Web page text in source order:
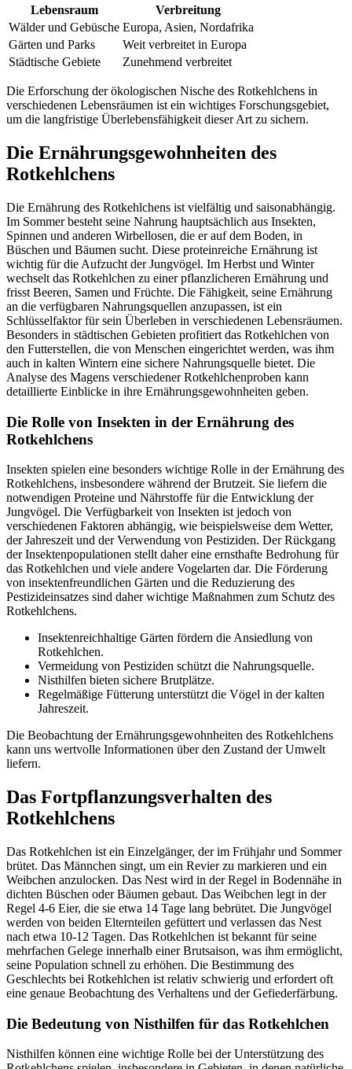
Lebensraum
Verbreitung
Wälder und Gebüsche Europa, Asien, Nordafrika
Gärten und Parks
Weit verbreitet in Europa
Städtische Gebiete
Zunehmend verbreitet
Die Erforschung der ökologischen Nische des Rotkehlchens in
verschiedenen Lebensräumen ist ein wichtiges Forschungsgebiet,
um die langfristige Überlebensfähigkeit dieser Art zu sichern.
Die Ernährungsgewohnheiten des
Rotkehlchens
Die Ernährung des Rotkehlchens ist vielfältig und saisonabhängig.
Im Sommer besteht seine Nahrung hauptsächlich aus Insekten,
Spinnen und anderen Wirbellosen, die er auf dem Boden, in
Büschen und Bäumen sucht. Diese proteinreiche Ernährung ist
wichtig für die Aufzucht der Jungvögel. Im Herbst und Winter
wechselt das Rotkehlchen zu einer pflanzlicheren Ernährung und
frisst Beeren, Samen und Früchte. Die Fähigkeit, seine Ernährung
an die verfügbaren Nahrungsquellen anzupassen, ist ein
Schlüsselfaktor für sein Überleben in verschiedenen Lebensräumen.
Besonders in städtischen Gebieten profitiert das Rotkehlchen von
den Futterstellen, die von Menschen eingerichtet werden, was ihm
auch in kalten Wintern eine sichere Nahrungsquelle bietet. Die
Analyse des Magens verschiedener Rotkehlchenproben kann
detaillierte Einblicke in ihre Ernährungsgewohnheiten geben.
Die Rolle von Insekten in der Ernährung des
Rotkehlchens
Insekten spielen eine besonders wichtige Rolle in der Ernährung des
Rotkehlchens, insbesondere während der Brutzeit. Sie liefern die
notwendigen Proteine und Nährstoffe für die Entwicklung der
Jungvögel. Die Verfügbarkeit von Insekten ist jedoch von
verschiedenen Faktoren abhängig, wie beispielsweise dem Wetter,
der Jahreszeit und der Verwendung von Pestiziden. Der Rückgang
der Insektenpopulationen stellt daher eine ernsthafte Bedrohung für
das Rotkehlchen und viele andere Vogelarten dar. Die Förderung
von insektenfreundlichen Gärten und die Reduzierung des
Pestizideinsatzes sind daher wichtige Maßnahmen zum Schutz des
Rotkehlchens.
Insektenreichhaltige Gärten fördern die Ansiedlung von
Rotkehlchen.
Vermeidung von Pestiziden schützt die Nahrungsquelle.
Nisthilfen bieten sichere Brutplätze.
Regelmäßige Fütterung unterstützt die Vögel in der kalten
Jahreszeit.
Die Beobachtung der Ernährungsgewohnheiten des Rotkehlchens
kann uns wertvolle Informationen über den Zustand der Umwelt
liefern.
Das Fortpflanzungsverhalten des
Rotkehlchens
Das Rotkehlchen ist ein Einzelgänger, der im Frühjahr und Sommer
brütet. Das Männchen singt, um ein Revier zu markieren und ein
Weibchen anzulocken. Das Nest wird in der Regel in Bodennähe in
dichten Büschen oder Bäumen gebaut. Das Weibchen legt in der
Regel 4-6 Eier, die sie etwa 14 Tage lang bebrütet. Die Jungvögel
werden von beiden Elternteilen gefüttert und verlassen das Nest
nach etwa 10-12 Tagen. Das Rotkehlchen ist bekannt für seine
mehrfachen Gelege innerhalb einer Brutsaison, was ihm ermöglicht,
seine Population schnell zu erhöhen. Die Bestimmung des
Geschlechts bei Rotkehlchen ist relativ schwierig und erfordert oft
eine genaue Beobachtung des Verhaltens und der Gefiederfärbung.
Die Bedeutung von Nisthilfen für das Rotkehlchen
Nisthilfen können eine wichtige Rolle bei der Unterstützung des